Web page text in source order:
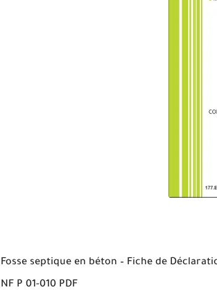
Fosse septique en béton – Fiche de
NF P 01-010 PDF